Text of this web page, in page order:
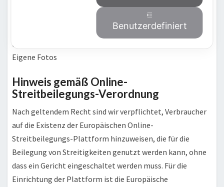
Pixabay
Eigene Fotos
Hinweis gemäß Online-
Streitbeilegungs-Verordnung
Nach geltendem Recht sind wir verpflichtet, Verbraucher
auf die Existenz der Europäischen Online-
Streitbeilegungs-Plattform hinzuweisen, die für die
Beilegung von Streitigkeiten genutzt werden kann, ohne
dass ein Gericht eingeschaltet werden muss. Für die
Einrichtung der Plattform ist die Europäische
Benutzerdefiniert